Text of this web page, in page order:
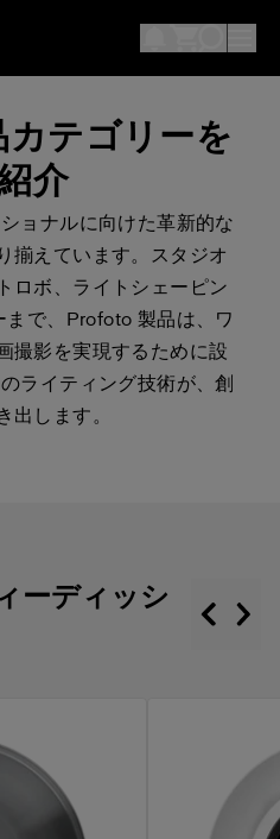
テゴリーを
介
ョナルに向けた革新的な
揃えています。スタジオ
ロボ、ライトシェーピン
まで、Profoto 製品は、ワ
撮影を実現するために設
ライティング技術が、創
出します。
ーディッシ